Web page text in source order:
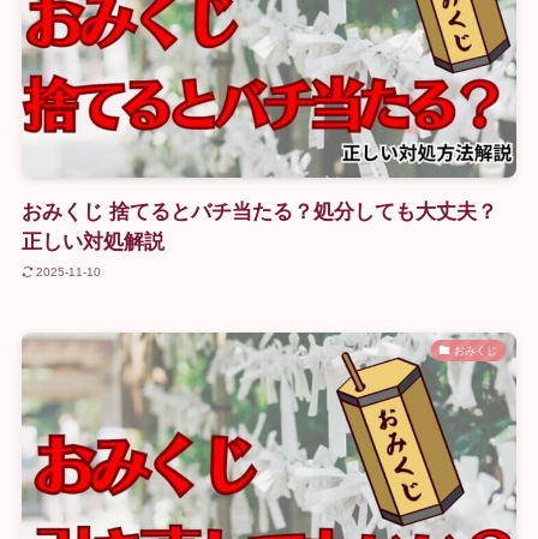
おみくじ 捨てるとバチ当たる？処分しても大丈夫？
正しい対処解説
2025-11-10
おみくじ